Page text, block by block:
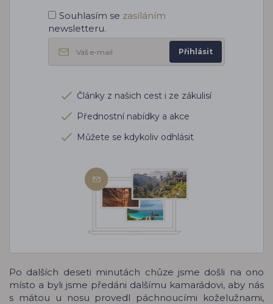
Souhlasím se zasíláním
newsletteru.
Přihlásit
Články z našich cest i ze zákulisí
Přednostní nabídky a akce
Můžete se kdykoliv odhlásit
Po dalších deseti minutách chůze jsme došli na ono
místo a byli jsme předáni dalšímu kamarádovi, aby nás
s mátou u nosu provedl páchnoucími koželužnami,